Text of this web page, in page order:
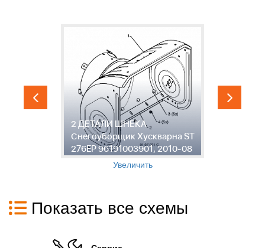
2 ДЕТАЛИ ШНЕКА
Снегоуборщик Хускварна ST
276EP 96191003901, 2010-08
Увеличить
Показать все схемы